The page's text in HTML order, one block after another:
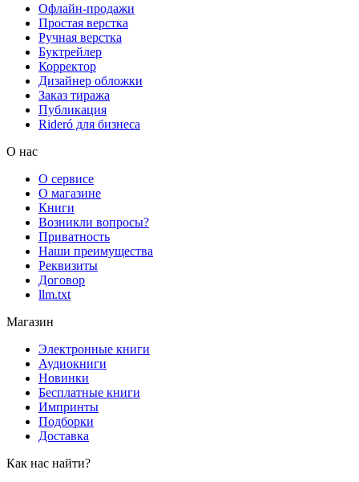
Офлайн-продажи
Простая верстка
Ручная верстка
Буктрейлер
Корректор
Дизайнер обложки
Заказ тиража
Публикация
Rideró для бизнеса
О нас
О сервисе
О магазине
Книги
Возникли вопросы?
Приватность
Наши преимущества
Реквизиты
Договор
llm.txt
Магазин
Электронные книги
Аудиокниги
Новинки
Бесплатные книги
Импринты
Подборки
Доставка
Как нас найти?